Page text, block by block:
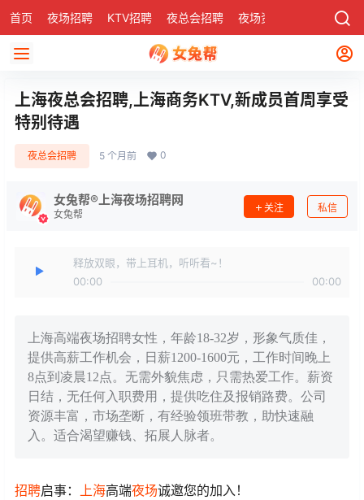
首页 夜场招聘 KTV招聘 夜总会招聘 夜场资讯 社区
上海夜总会招聘,上海商务KTV,新成员首周享受
特别待遇
夜总会招聘 5 个月前 0
女兔帮®上海夜场招聘网
女兔帮
关注 私信
释放双眼，带上耳机，听听看~！
00:00
00:00
上海高端夜场招聘女性，年龄18-32岁，形象气质佳，
提供高薪工作机会，日薪1200-1600元，工作时间晚上
8点到凌晨12点。无需外貌焦虑，只需热爱工作。薪资
日结，无任何入职费用，提供吃住及报销路费。公司
资源丰富，市场垄断，有经验领班带教，助快速融
入。适合渴望赚钱、拓展人脉者。
招聘启事： 上海高端夜场诚邀您的加入！